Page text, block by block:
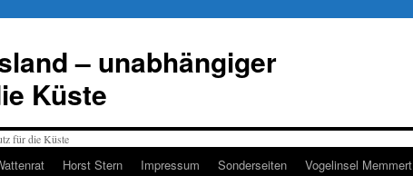
– unabhängiger
Küste
Horst Stern Impressum Sonderseiten Vogelinsel Memmert